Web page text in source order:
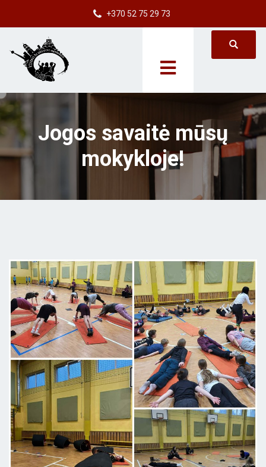
+370 52 75 29 73
Jogos savaitė mūsų
mokykloje!